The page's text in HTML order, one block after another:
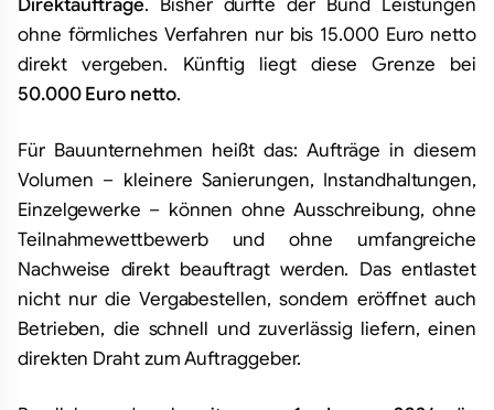
Direktaufträge. Bisher durfte der Bund Leistungen
ohne förmliches Verfahren nur bis 15.000 Euro netto
direkt vergeben. Künftig liegt diese Grenze bei
50.000 Euro netto.
Für Bauunternehmen heißt das: Aufträge in diesem
Volumen – kleinere Sanierungen, Instandhaltungen,
Einzelgewerke – können ohne Ausschreibung, ohne
Teilnahmewettbewerb und ohne umfangreiche
Nachweise direkt beauftragt werden. Das entlastet
nicht nur die Vergabestellen, sondern eröffnet auch
Betrieben, die schnell und zuverlässig liefern, einen
direkten Draht zum Auftraggeber.